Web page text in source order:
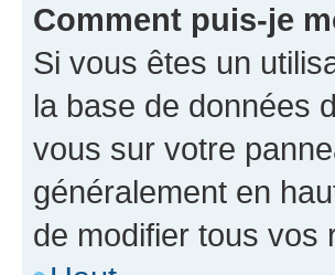
Comment puis-je
Si vous êtes un
la base de données
vous sur votre
généralement en
de modifier tous vos